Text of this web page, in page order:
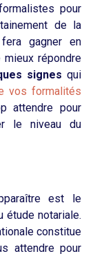
pour
de la
gagner en
répondre
signes qui
vos formalités
attendre pour
le niveau du
est le
étude notariale.
constitue
attendre pour